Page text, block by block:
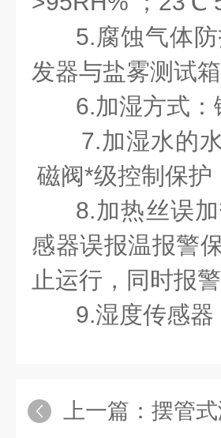
5.腐蚀气体
发器与盐雾测试箱
6.加湿方式
7.加湿水的
磁阀*级控制保
8.加热丝误
感器误报温报警
止运行，同时报警
9.湿度传感
上一篇： 摆管